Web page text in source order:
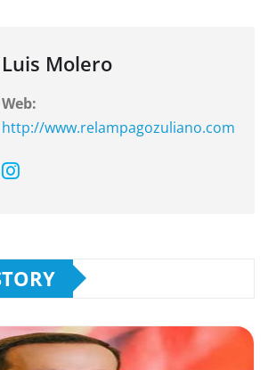
Luis Molero
Web:
http://www.relampagozuliano.com